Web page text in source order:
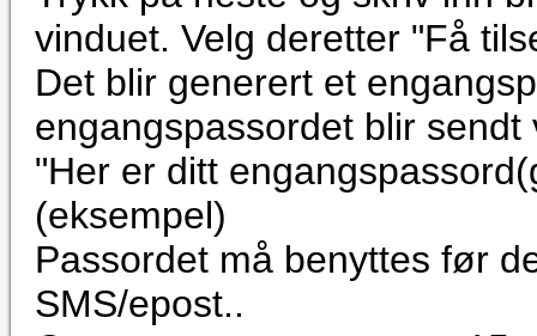
vinduet. Velg deretter "Få
Det blir generert et
engangspassordet blir
"Her er ditt
(eksempel)
Passordet må benyttes før
SMS/epost..